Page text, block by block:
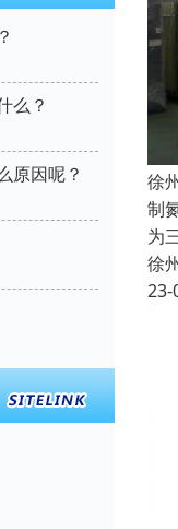
么？
原因呢？
徐
制
为
徐
23-